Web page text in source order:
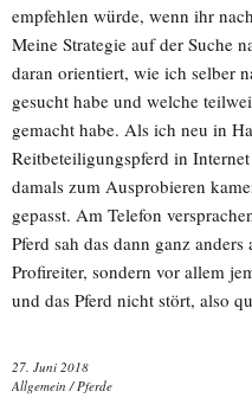
empfehlen würde, wenn ihr
Meine Strategie auf der Suche
daran orientiert, wie ich selber
gesucht habe und welche
gemacht habe. Als ich neu in
Reitbeteiligungspferd in
damals zum Ausprobieren
gepasst. Am Telefon
Pferd sah das dann ganz
Profireiter, sondern vor allem
und das Pferd nicht stört, also
27. Juni 2018
Allgemein / Pferde